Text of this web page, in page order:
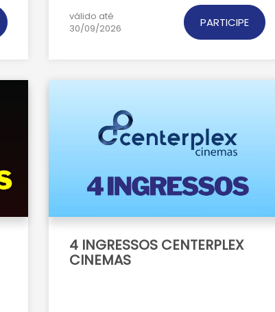
válido até
30/09/2026
PARTICIPE
4 INGRESSOS CENTERPLEX
CINEMAS